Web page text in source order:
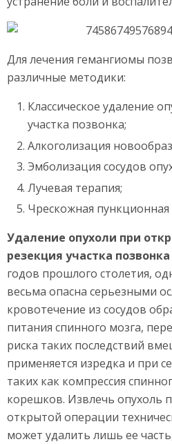
Для лечения гемангиомы
различные методики:
Классическое удаление
участка позвонка;
Алкоголизация
Эмболизация сосудов
Лучевая терапия;
Чрескожная пункционная
Удаление опухоли при
резекция участка позвонка
годов прошлого столетия,
весьма опасна серьезными
кровотечение из сосудов
питания спинного мозга,
риска таких последствий
применяется изредка и при
таких как компрессия
корешков. Извлечь опухоль
открытой операции
может удалить лишь ее